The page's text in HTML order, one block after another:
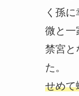
く孫
微と一
禁宮と
た。
せめて